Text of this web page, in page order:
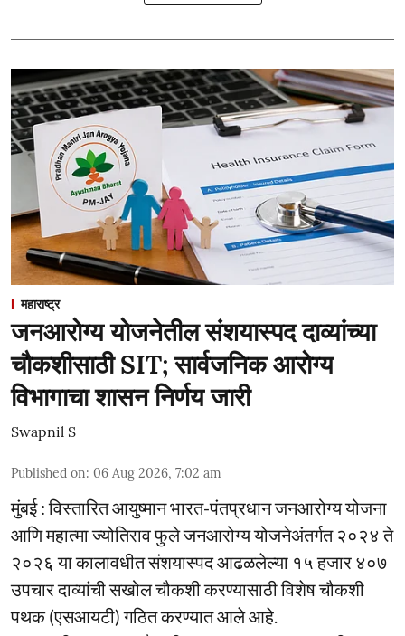
महाराष्ट्र
जनआरोग्य योजनेतील संशयास्पद दाव्यांच्या
चौकशीसाठी SIT; सार्वजनिक आरोग्य
विभागाचा शासन निर्णय जारी
Swapnil S
Published on: 06 Aug 2026, 7:02 am
मुंबई : विस्तारित आयुष्मान भारत-पंतप्रधान जनआरोग्य योजना
आणि महात्मा ज्योतिराव फुले जनआरोग्य योजनेअंतर्गत २०२४ ते
२०२६ या कालावधीत संशयास्पद आढळलेल्या १५ हजार ४०७
उपचार दाव्यांची सखोल चौकशी करण्यासाठी विशेष चौकशी
पथक (एसआयटी) गठित करण्यात आले आहे.